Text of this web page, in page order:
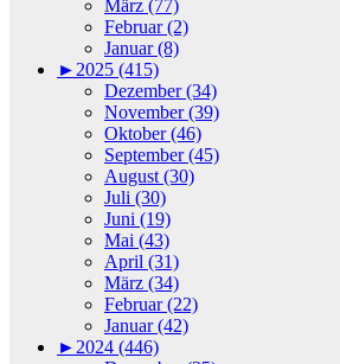
März (77)
Februar (2)
Januar (8)
►2025 (415)
Dezember (34)
November (39)
Oktober (46)
September (45)
August (30)
Juli (30)
Juni (19)
Mai (43)
April (31)
März (34)
Februar (22)
Januar (42)
►2024 (446)